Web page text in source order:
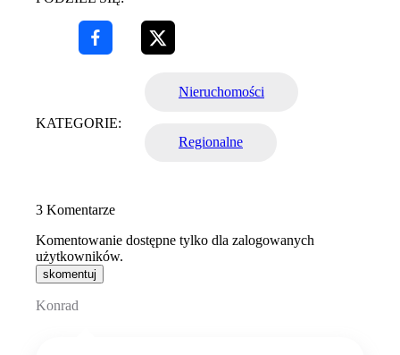
KATEGORIE:
Nieruchomości
Regionalne
3 Komentarze
Komentowanie dostępne tylko dla zalogowanych
użytkowników.
skomentuj
Konrad